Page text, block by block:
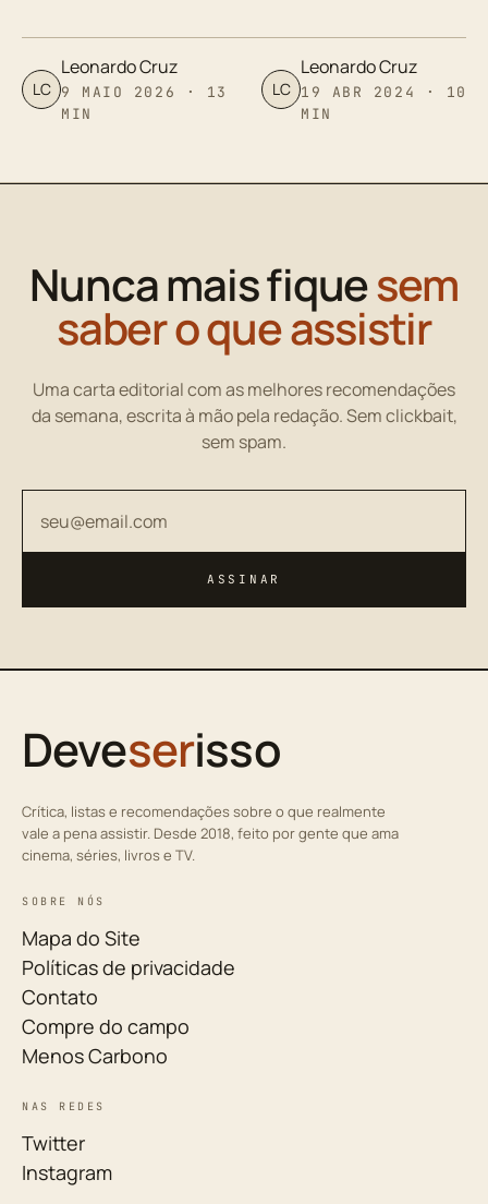
LC
Leonardo Cruz
9 MAIO 2026 · 13
MIN
LC
Leonardo Cruz
19 ABR 2024 · 10
MIN
Nunca mais fiquesem
saber o que assistir
Uma carta editorial com as melhores recomendações
da semana, escrita à mão pela redação. Sem clickbait,
sem spam.
ASSINAR
Deveserisso
Crítica, listas e recomendações sobre o que realmente
vale a pena assistir. Desde 2018, feito por gente que ama
cinema, séries, livros e TV.
SOBRE NÓS
Mapa do Site
Políticas de privacidade
Contato
Compre do campo
Menos Carbono
NAS REDES
Twitter
Instagram